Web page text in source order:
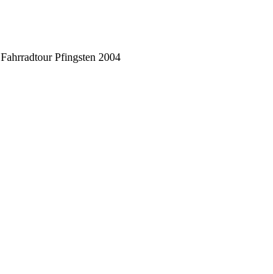
Fahrradtour Pfingsten 2004